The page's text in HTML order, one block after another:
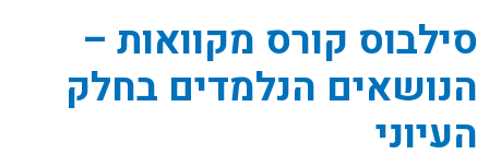
סילבוס קורס מקוואות –
הנושאים הנלמדים בחלק
העיוני